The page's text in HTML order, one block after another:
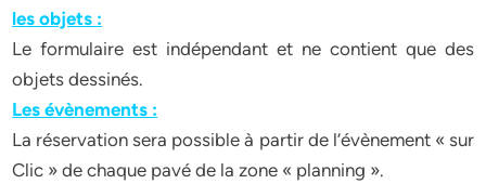
les objets :
Le formulaire est indépendant et ne contient que des
objets dessinés.
Les évènements :
La réservation sera possible à partir de l’évènement « sur
Clic » de chaque pavé de la zone « planning ».